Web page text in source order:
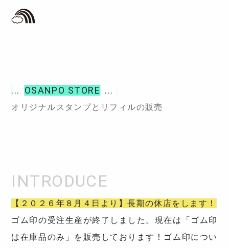
OSANPO STORE
オリジナルスタンプとリフィルの販売
【２０２６年８月４日より】長期の休店をします！
ゴム印の受注生産が終了しました。現在は「ゴム印
は在庫品のみ」を販売しております！ゴム印につい